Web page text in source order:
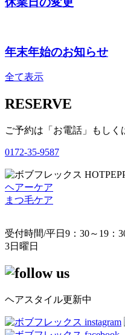
年末年始のお知らせ
全て表示
RESERVE
ご予約は「お電話」もしく
0172-35-9587
ヘアーケア
まつ毛ケア
受付時間/平日9：30～19
3日曜日
ヘアスタイル更新中